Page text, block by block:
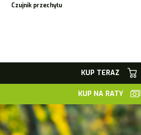
Czujnik przechyłu
KUP TERAZ
KUP NA RATY